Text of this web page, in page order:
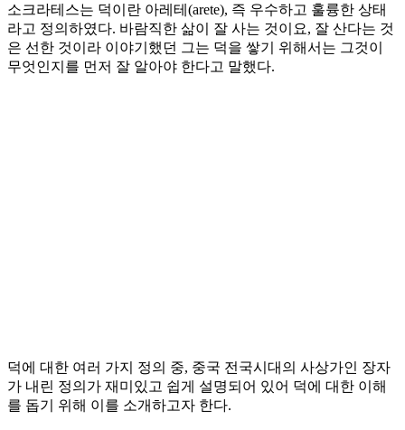
소크라테스는 덕이란 아레테(arete), 즉 우수하고 훌륭한 상태
라고 정의하였다. 바람직한 삶이 잘 사는 것이요, 잘 산다는 것
은 선한 것이라 이야기했던 그는 덕을 쌓기 위해서는 그것이
무엇인지를 먼저 잘 알아야 한다고 말했다.
덕에 대한 여러 가지 정의 중, 중국 전국시대의 사상가인 장자
가 내린 정의가 재미있고 쉽게 설명되어 있어 덕에 대한 이해
를 돕기 위해 이를 소개하고자 한다.